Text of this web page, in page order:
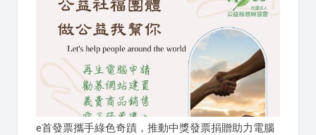
e首發票攜手綠色奇蹟，推動中獎發票捐贈助力電腦